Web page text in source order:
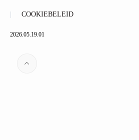
COOKIEBELEID
2026.05.19.01